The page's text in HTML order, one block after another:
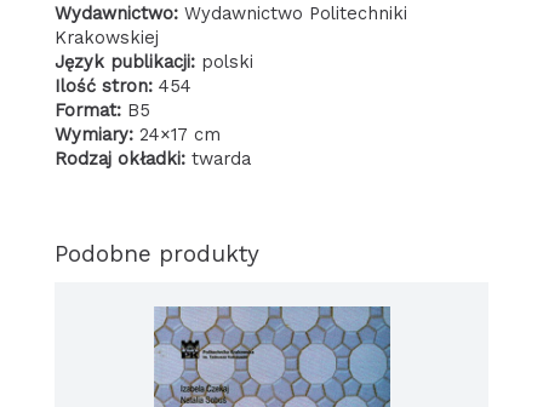
Wydawnictwo: Wydawnictwo Politechniki
Krakowskiej
Język publikacji: polski
Ilość stron: 454
Format: B5
Wymiary: 24×17 cm
Rodzaj okładki: twarda
Podobne produkty